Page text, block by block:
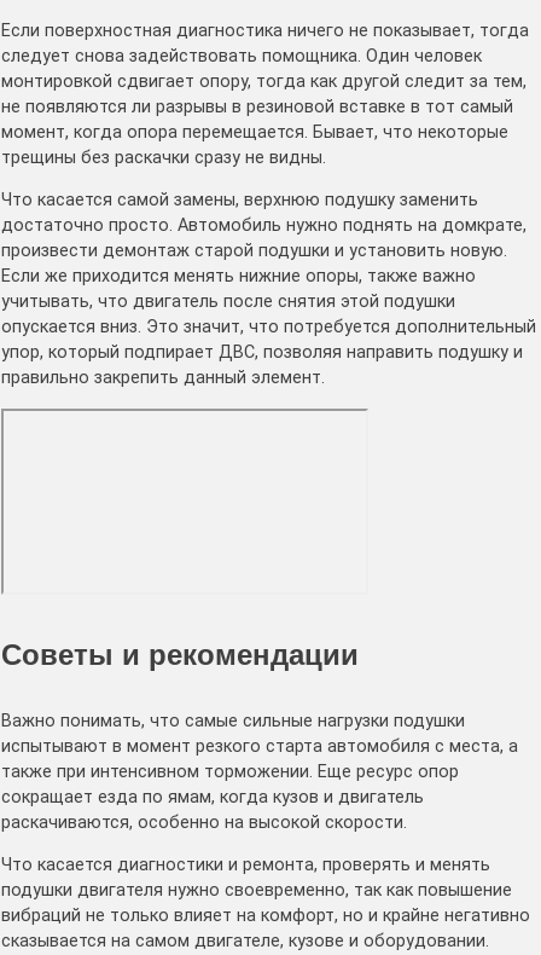
Если поверхностная диагностика ничего не показывает, тогда
следует снова задействовать помощника. Один человек
монтировкой сдвигает опору, тогда как другой следит за тем,
не появляются ли разрывы в резиновой вставке в тот самый
момент, когда опора перемещается. Бывает, что некоторые
трещины без раскачки сразу не видны.
Что касается самой замены, верхнюю подушку заменить
достаточно просто. Автомобиль нужно поднять на домкрате,
произвести демонтаж старой подушки и установить новую.
Если же приходится менять нижние опоры, также важно
учитывать, что двигатель после снятия этой подушки
опускается вниз. Это значит, что потребуется дополнительный
упор, который подпирает ДВС, позволяя направить подушку и
правильно закрепить данный элемент.
Советы и рекомендации
Важно понимать, что самые сильные нагрузки подушки
испытывают в момент резкого старта автомобиля с места, а
также при интенсивном торможении. Еще ресурс опор
сокращает езда по ямам, когда кузов и двигатель
раскачиваются, особенно на высокой скорости.
Что касается диагностики и ремонта, проверять и менять
подушки двигателя нужно своевременно, так как повышение
вибраций не только влияет на комфорт, но и крайне негативно
сказывается на самом двигателе, кузове и оборудовании.